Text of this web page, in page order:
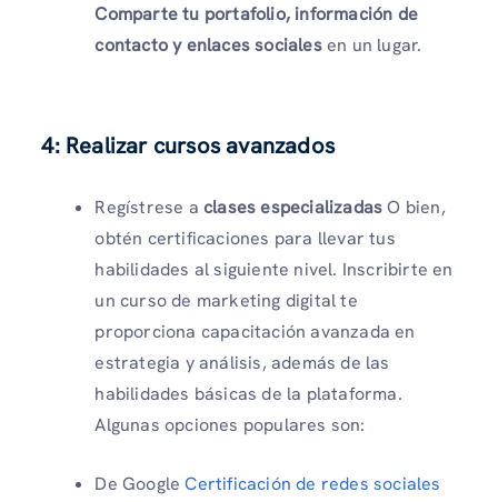
Comparte tu portafolio, información de
contacto y enlaces socialesen un lugar.
4: Realizar cursos avanzados
Regístrese a clases especializadasO bien,
obtén certificaciones para llevar tus
habilidades al siguiente nivel. Inscribirte en
un curso de marketing digital te
proporciona capacitación avanzada en
estrategia y análisis, además de las
habilidades básicas de la plataforma.
Algunas opciones populares son:
De GoogleCertificación de redes sociales